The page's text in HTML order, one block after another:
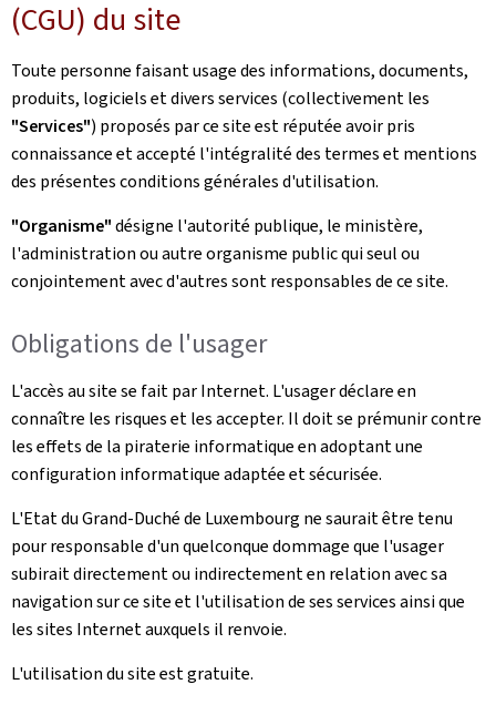
(CGU) du site
Toute personne faisant usage des informations, documents,
produits, logiciels et divers services (collectivement les
"Services") proposés par ce site est réputée avoir pris
connaissance et accepté l'intégralité des termes et mentions
des présentes conditions générales d'utilisation.
"Organisme"désigne l'autorité publique, le ministère,
l'administration ou autre organisme public qui seul ou
conjointement avec d'autres sont responsables de ce site.
Obligations de l'usager
L'accès au site se fait par Internet. L'usager déclare en
connaître les risques et les accepter. Il doit se prémunir contre
les effets de la piraterie informatique en adoptant une
configuration informatique adaptée et sécurisée.
L'Etat du Grand-Duché de Luxembourg ne saurait être tenu
pour responsable d'un quelconque dommage que l'usager
subirait directement ou indirectement en relation avec sa
navigation sur ce site et l'utilisation de ses services ainsi que
les sites Internet auxquels il renvoie.
L'utilisation du site est gratuite.